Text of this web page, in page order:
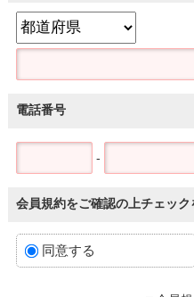
電話番号
-
会員規約をご確認の上チェッ
同意する